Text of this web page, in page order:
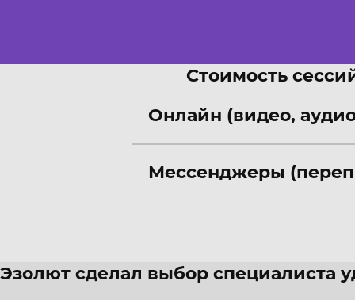
Стоимость
Онлайн (видео,
Мессенджеры
Эзолют сделал выбор специалиста